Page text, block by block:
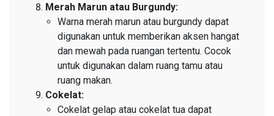
Merah Marun atau Burgundy:
Warna merah marun atau burgundy dapat
digunakan untuk memberikan aksen hangat
dan mewah pada ruangan tertentu. Cocok
untuk digunakan dalam ruang tamu atau
ruang makan.
Cokelat:
Cokelat gelap atau cokelat tua dapat